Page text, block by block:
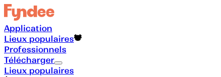
Application
Lieux populaires
Professionnels
Télécharger
Lieux populaires